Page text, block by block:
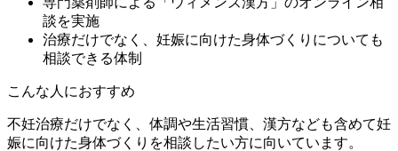
談を実施
治療だけでなく、妊娠に向けた身体づくりについても
相談できる体制
こんな人におすすめ
不妊治療だけでなく、 体調や生活習慣、漢方なども含めて妊
娠に向けた身体づくりを相談したい方に向いています。